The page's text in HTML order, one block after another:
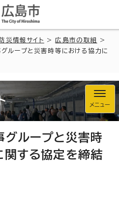
防災情報サイト >広島市の取組
>
ループと災害時等における協力に
メニュー
ループと災害時
関する協定を締結